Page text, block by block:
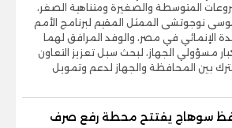
المتوسطة والصغيرة ومتناهية الصغر،
نوجوتشى الممثل المقيم لبرنامج الأمم
الإنمائي في مصر، والوفد المرافق لهما
مسؤولي الجهاز، لبحث سبل تعزيز التعاون
بين المحافظة والجهاز لدعم وتمويل
سوهاج يفتتح محطة رفع صرف